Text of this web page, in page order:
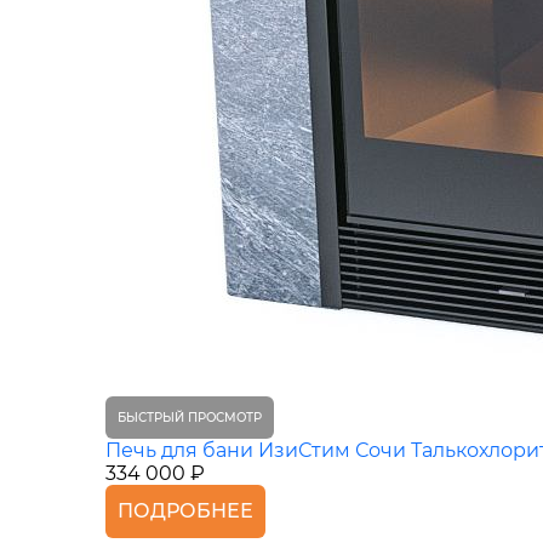
БЫСТРЫЙ ПРОСМОТР
Печь для бани ИзиСтим Сочи
334 000 ₽
ПОДРОБНЕЕ